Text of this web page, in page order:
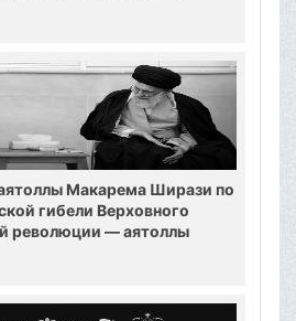
Макарема Ширази по
гибели Верховного
революции — аятоллы